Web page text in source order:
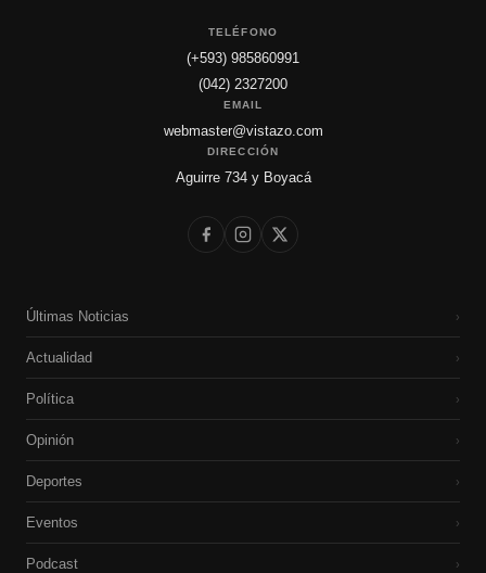
TELÉFONO
(+593) 985860991
(042) 2327200
EMAIL
webmaster@vistazo.com
DIRECCIÓN
Aguirre 734 y Boyacá
Últimas Noticias ›
Actualidad ›
Política ›
Opinión ›
Deportes ›
Eventos ›
Podcast ›